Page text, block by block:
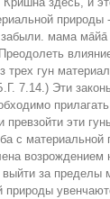
мама ма̄йа̄
трех гун
7.14.) Эти
превзойти эти
с материальной
возрождением
за пределы
природы